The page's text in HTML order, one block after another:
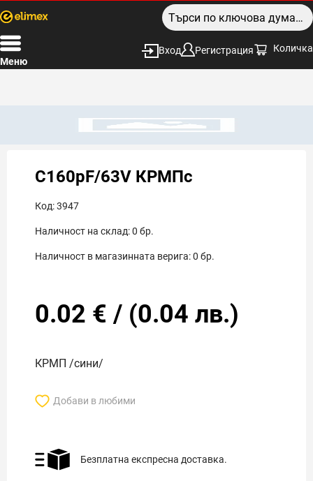
Меню
Вход Регистрация Количка
C160pF/63V КРМПс
Код:3947
Наличност на склад:0 бр.
Наличност в магазинната верига:0 бр.
0.02 € / (0.04 лв.)
КРМП /сини/
Добави в любими
Безплатна експресна доставка.